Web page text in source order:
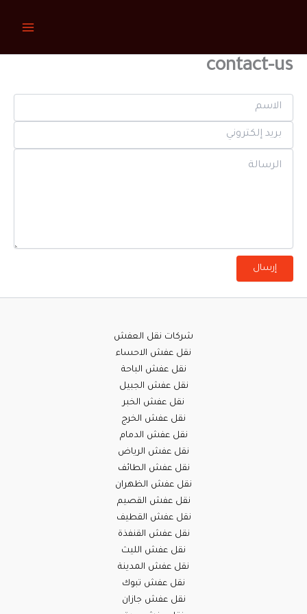
contact-us
شركات نقل العفش
نقل عفش الاحساء
نقل عفش الباحة
نقل عفش الجبيل
نقل عفش الخبر
نقل عفش الخرج
نقل عفش الدمام
نقل عفش الرياض
نقل عفش الطائف
نقل عفش الظهران
نقل عفش القصيم
نقل عفش القطيف
نقل عفش القنفذة
نقل عفش الليث
نقل عفش المدينة
نقل عفش تبوك
نقل عفش جازان